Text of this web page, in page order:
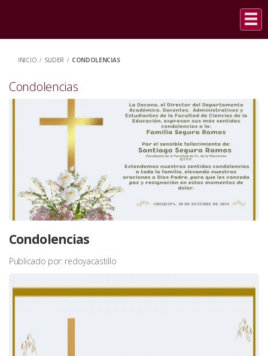
INICIO / SLIDER / CONDOLENCIAS
Condolencias
Condolencias
Publicado por: redoyacastillo